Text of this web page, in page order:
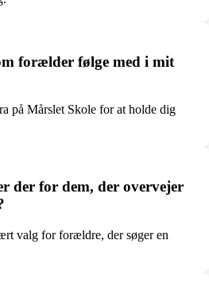
forælder følge med i mit
på Mårslet Skole for at holde dig
der for dem, der overvejer
valg for forældre, der søger en